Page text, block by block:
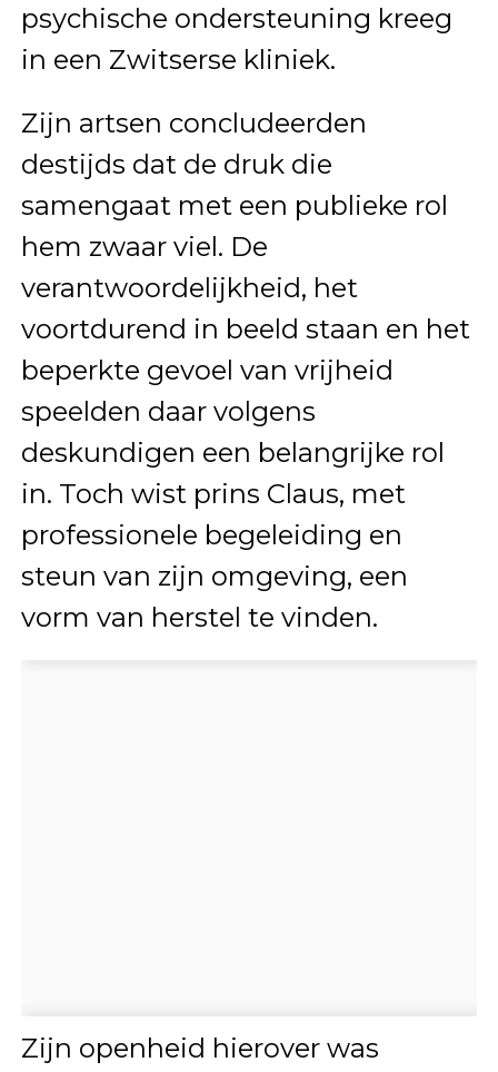
psychische ondersteuning kreeg
in een Zwitserse kliniek.
Zijn artsen concludeerden
destijds dat de druk die
samengaat met een publieke rol
hem zwaar viel. De
verantwoordelijkheid, het
voortdurend in beeld staan en het
beperkte gevoel van vrijheid
speelden daar volgens
deskundigen een belangrijke rol
in. Toch wist prins Claus, met
professionele begeleiding en
steun van zijn omgeving, een
vorm van herstel te vinden.
Zijn openheid hierover was